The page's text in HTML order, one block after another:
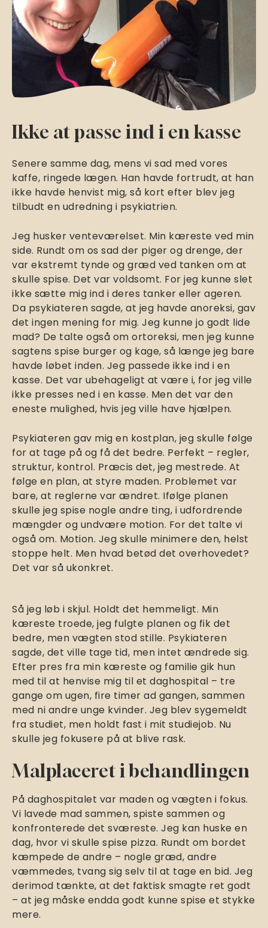
Ikke at passe ind i en kasse
Senere samme dag, mens vi sad med vores
kaffe, ringede lægen. Han havde fortrudt, at han
ikke havde henvist mig, så kort efter blev jeg
tilbudt en udredning i psykiatrien.
Jeg husker venteværelset. Min kæreste ved min
side. Rundt om os sad der piger og drenge, der
var ekstremt tynde og græd ved tanken om at
skulle spise. Det var voldsomt. For jeg kunne slet
ikke sætte mig ind i deres tanker eller ageren.
Da psykiateren sagde, at jeg havde anoreksi, gav
det ingen mening for mig. Jeg kunne jo godt lide
mad? De talte også om ortoreksi, men jeg kunne
sagtens spise burger og kage, så længe jeg bare
havde løbet inden. Jeg passede ikke ind i en
kasse. Det var ubehageligt at være i, for jeg ville
ikke presses ned i en kasse. Men det var den
eneste mulighed, hvis jeg ville have hjælpen.
Psykiateren gav mig en kostplan, jeg skulle følge
for at tage på og få det bedre. Perfekt – regler,
struktur, kontrol. Præcis det, jeg mestrede. At
følge en plan, at styre maden. Problemet var
bare, at reglerne var ændret. Ifølge planen
skulle jeg spise nogle andre ting, i udfordrende
mængder og undvære motion. For det talte vi
også om. Motion. Jeg skulle minimere den, helst
stoppe helt. Men hvad betød det overhovedet?
Det var så ukonkret.
Så jeg løb i skjul. Holdt det hemmeligt. Min
kæreste troede, jeg fulgte planen og fik det
bedre, men vægten stod stille. Psykiateren
sagde, det ville tage tid, men intet ændrede sig.
Efter pres fra min kæreste og familie gik hun
med til at henvise mig til et daghospital – tre
gange om ugen, fire timer ad gangen, sammen
med ni andre unge kvinder. Jeg blev sygemeldt
fra studiet, men holdt fast i mit studiejob. Nu
skulle jeg fokusere på at blive rask.
Malplaceret i behandlingen
På daghospitalet var maden og vægten i fokus.
Vi lavede mad sammen, spiste sammen og
konfronterede det sværeste. Jeg kan huske en
dag, hvor vi skulle spise pizza. Rundt om bordet
kæmpede de andre – nogle græd, andre
væmmedes, tvang sig selv til at tage en bid. Jeg
derimod tænkte, at det faktisk smagte ret godt
– at jeg måske endda godt kunne spise et stykke
mere.